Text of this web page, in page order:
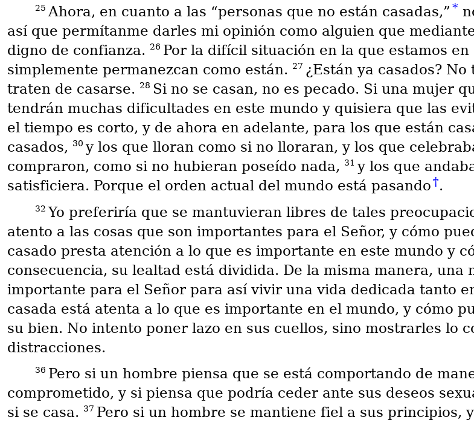
25 Ahora, en cuanto a las “personas que no están casadas,” *
así que permítanme darles mi opinión como alguien que
digno de confianza. 26 Por la difícil situación en la que estamos
simplemente permanezcan como están. 27 ¿Están ya casados?
traten de casarse. 28 Si no se casan, no es pecado. Si una mujer
tendrán muchas dificultades en este mundo y quisiera que las
el tiempo es corto, y de ahora en adelante, para los que están
casados,
30 y los que lloran como si no lloraran, y los que
compraron, como si no hubieran poseído nada,
31 y los que
satisficiera. Porque el orden actual del mundo está pasando†.
32Yo preferiría que se mantuvieran libres de tales
atento a las cosas que son importantes para el Señor, y cómo
casado presta atención a lo que es importante en este mundo y
consecuencia, su lealtad está dividida. De la misma manera,
importante para el Señor para así vivir una vida dedicada tanto
casada está atenta a lo que es importante en el mundo, y cómo
su bien. No intento poner lazo en sus cuellos, sino mostrarles lo
distracciones.
36 Pero si un hombre piensa que se está comportando de
comprometido, y si piensa que podría ceder ante sus deseos
si se casa. 37 Pero si un hombre se mantiene fiel a sus principios,